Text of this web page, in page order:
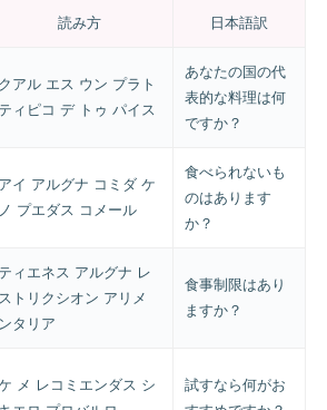
読み方 日本語訳
クアル エス ウン プラト
ティピコ デ トゥ パイス
あなたの国の代
表的な料理は何
ですか？
アイ アルグナ コミダ ケ
ノ プエダス コメール
食べられないも
のはあります
か？
ティエネス アルグナ レ
ストリクシオン アリメ
ンタリア
食事制限はあり
ますか？
メ レコミエンダス シ
試すなら何がお